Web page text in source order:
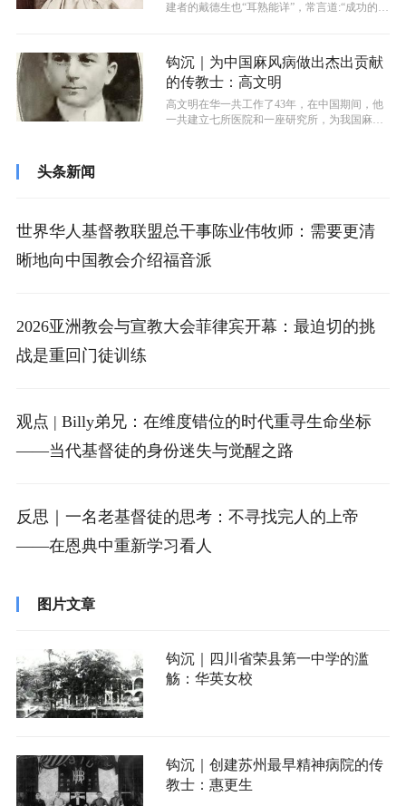
建者的戴德生也“耳熟能详”，常言道:“成功的男
钩沉｜为中国麻风病做出杰出贡献
的传教士：高文明
高文明在华一共工作了43年，在中国期间，他
一共建立七所医院和一座研究所，为我国麻风
头条新闻
世界华人基督教联盟总干事陈业伟牧师：需要更清
晰地向中国教会介绍福音派
2026亚洲教会与宣教大会菲律宾开幕：最迫切的挑
战是重回门徒训练
观点 | Billy弟兄：在维度错位的时代重寻生命坐标
——当代基督徒的身份迷失与觉醒之路
反思｜一名老基督徒的思考：不寻找完人的上帝
——在恩典中重新学习看人
图片文章
钩沉｜四川省荣县第一中学的滥
觞：华英女校
钩沉｜创建苏州最早精神病院的传
教士：惠更生